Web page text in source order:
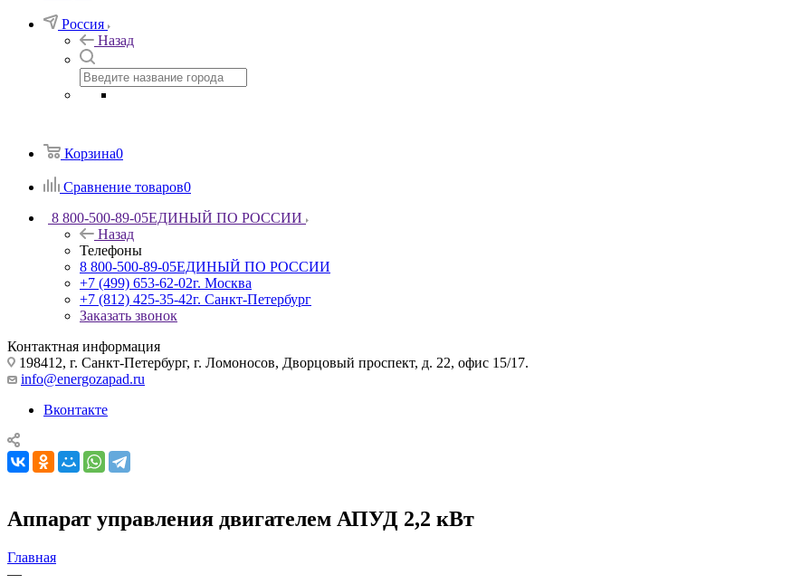
Россия
Назад
Корзина0
Сравнение товаров0
8 800-500-89-05ЕДИНЫЙ ПО РОССИИ
Назад
Телефоны
8 800-500-89-05ЕДИНЫЙ ПО РОССИИ
+7 (499) 653-62-02г. Москва
+7 (812) 425-35-42г. Санкт-Петербург
Заказать звонок
Контактная информация
198412, г. Санкт-Петербург, г. Ломоносов, Дворцовый проспект, д. 22, офис 15/17.
info@energozapad.ru
Вконтакте
Аппарат управления двигателем АПУД 2,2 кВт
Главная
—